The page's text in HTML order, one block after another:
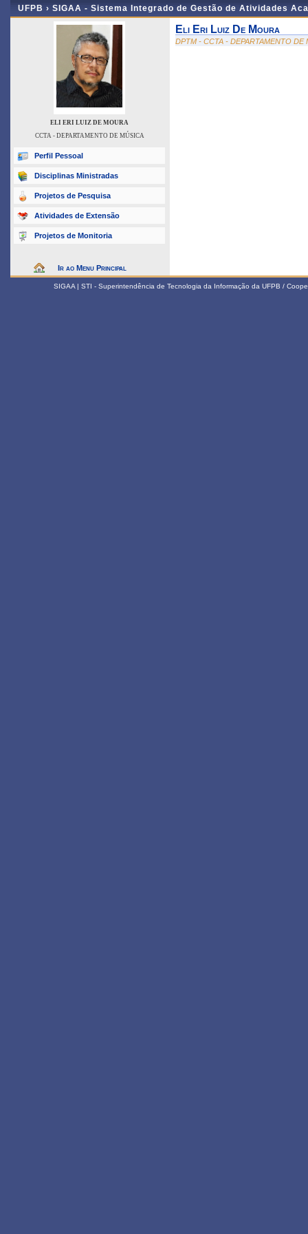
UFPB › SIGAA - Sistema Integrado de Gestão de Atividades
ELI ERI LUIZ DE MOURA
CCTA - DEPARTAMENTO DE MÚSICA
Perfil Pessoal
Disciplinas Ministradas
Projetos de Pesquisa
Atividades de Extensão
Projetos de Monitoria
Ir ao Menu Principal
Eli Eri Luiz De Moura
DPTM - CCTA - DEPARTAMENTO DE
SIGAA | STI - Superintendência de Tecnologia da Informação da UFPB /